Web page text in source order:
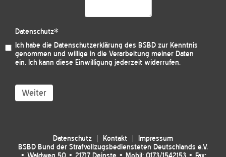
Datenschutz*
Ich habe die Datenschutzerklärung des BSBD zur Kenntnis
genommen und willige in die Verarbeitung meiner Daten
ein. Ich kann diese Einwilligung jederzeit widerrufen.
Weiter
Datenschutz Kontakt
Impressum
BSBD Bund der Strafvollzugsbediensteten Deutschlands e.V.